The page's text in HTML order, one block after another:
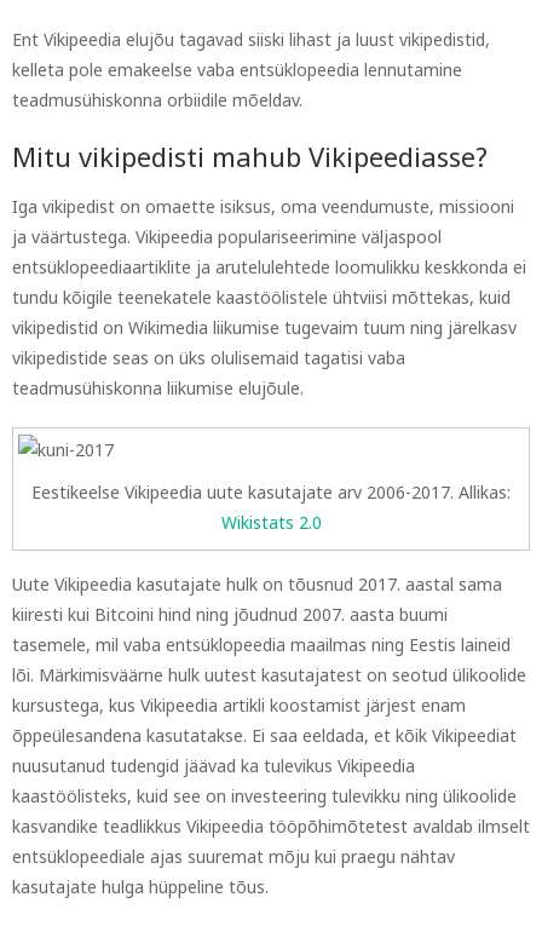
Ent Vikipeedia elujõu tagavad siiski lihast ja luust vikipedistid,
kelleta pole emakeelse vaba entsüklopeedia lennutamine
teadmusühiskonna orbiidile mõeldav.
Mitu vikipedisti mahub Vikipeediasse?
Iga vikipedist on omaette isiksus, oma veendumuste, missiooni
ja väärtustega. Vikipeedia populariseerimine väljaspool
entsüklopeediaartiklite ja arutelulehtede loomulikku keskkonda ei
tundu kõigile teenekatele kaastöölistele ühtviisi mõttekas, kuid
vikipedistid on Wikimedia liikumise tugevaim tuum ning järelkasv
vikipedistide seas on üks olulisemaid tagatisi vaba
teadmusühiskonna liikumise elujõule.
Eestikeelse Vikipeedia uute kasutajate arv 2006-2017. Allikas:
Wikistats 2.0
Uute Vikipeedia kasutajate hulk on tõusnud 2017. aastal sama
kiiresti kui Bitcoini hind ning jõudnud 2007. aasta buumi
tasemele, mil vaba entsüklopeedia maailmas ning Eestis laineid
lõi. Märkimisväärne hulk uutest kasutajatest on seotud ülikoolide
kursustega, kus Vikipeedia artikli koostamist järjest enam
õppeülesandena kasutatakse. Ei saa eeldada, et kõik Vikipeediat
nuusutanud tudengid jäävad ka tulevikus Vikipeedia
kaastöölisteks, kuid see on investeering tulevikku ning ülikoolide
kasvandike teadlikkus Vikipeedia tööpõhimõtetest avaldab ilmselt
entsüklopeediale ajas suuremat mõju kui praegu nähtav
kasutajate hulga hüppeline tõus.